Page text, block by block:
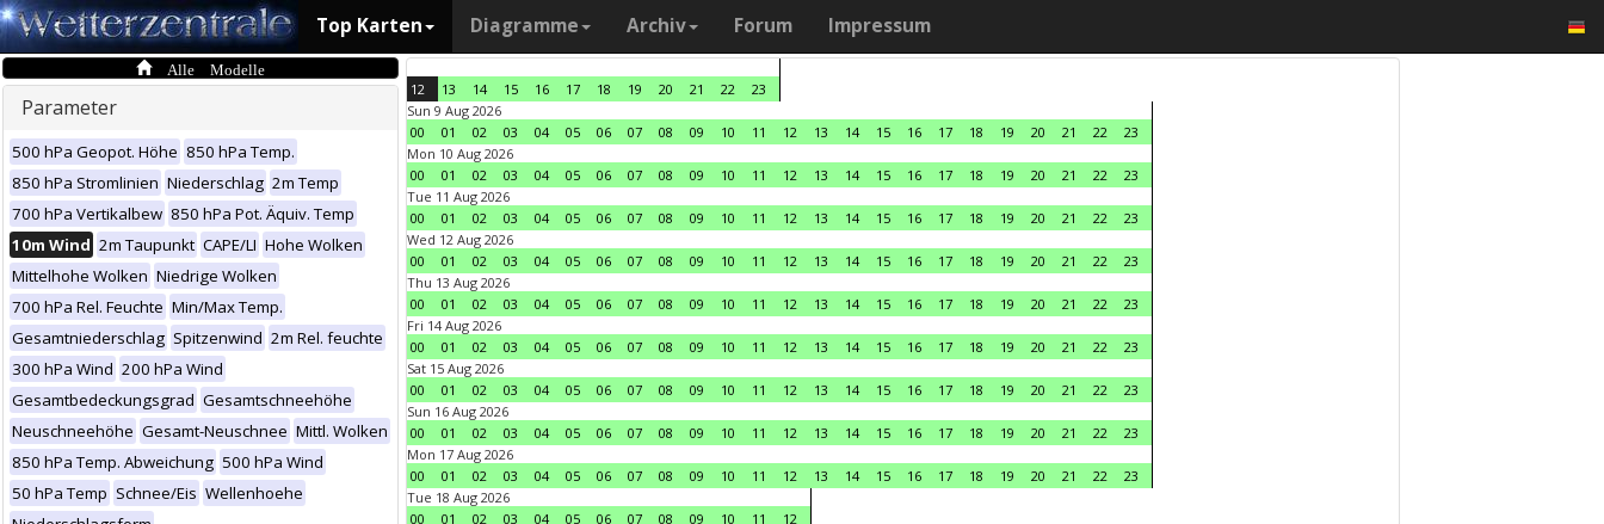
Top Karten Diagramme Archiv Forum Impressum
Alle Modelle
Parameter
500 hPa Geopot. Höhe 850 hPa Temp.
850 hPa Stromlinien Niederschlag 2m Temp
700 hPa Vertikalbew 850 hPa Pot. Äquiv. Temp
10m Wind 2m Taupunkt CAPE/LI Hohe Wolken
Mittelhohe Wolken Niedrige Wolken
700 hPa Rel. Feuchte Min/Max Temp.
Gesamtniederschlag Spitzenwind 2m Rel. feuchte
300 hPa Wind 200 hPa Wind
Gesamtbedeckungsgrad Gesamtschneehöhe
Neuschneehöhe Gesamt-Neuschnee Mittl. Wolken
850 hPa Temp. Abweichung 500 hPa Wind
50 hPa Temp Schnee/Eis Wellenhoehe
12 13 14 15 16 17 18 19 20 21 22
23
Sun 9 Aug 2026
00
01 02 03 04 05 06 07 08 09 10 11 12 13 14 15 16 17 18 19 20 21 22
23
Mon 10 Aug 2026
00
01 02 03 04 05 06 07 08 09 10 11 12 13 14 15 16 17 18 19 20 21 22
23
Tue 11 Aug 2026
00
01 02 03 04 05 06 07 08 09 10 11 12 13 14 15 16 17 18 19 20 21 22
23
Wed 12 Aug 2026
00
01 02 03 04 05 06 07 08 09 10 11 12 13 14 15 16 17 18 19 20 21 22
23
Thu 13 Aug 2026
00
01 02 03 04 05 06 07 08 09 10 11 12 13 14 15 16 17 18 19 20 21 22
23
Fri 14 Aug 2026
00
01 02 03 04 05 06 07 08 09 10 11 12 13 14 15 16 17 18 19 20 21 22
23
Sat 15 Aug 2026
00
01 02 03 04 05 06 07 08 09 10 11 12 13 14 15 16 17 18 19 20 21 22
23
Sun 16 Aug 2026
00
01 02 03 04 05 06 07 08 09 10 11 12 13 14 15 16 17 18 19 20 21 22
23
Mon 17 Aug 2026
00
01 02 03 04 05 06 07 08 09 10 11 12 13 14 15 16 17 18 19 20 21 22
23
Tue 18 Aug 2026
00
01 02 03 04 05 06 07 08 09 10 11 12